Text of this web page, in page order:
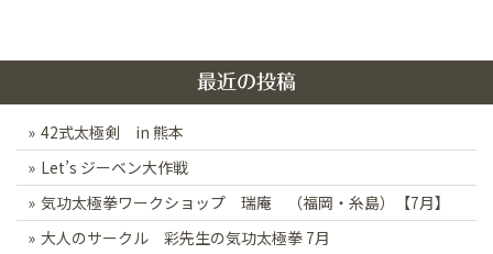
最近の投稿
42式太極剣 in 熊本
Let’s ジーベン大作戦
気功太極拳ワークショップ 瑞庵 （福岡・糸島）【7月】
大人のサークル 彩先生の気功太極拳 7月